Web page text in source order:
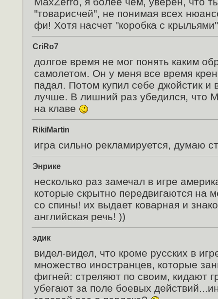
"товарисчей", не понимая всех
фи! Хотя насчет "коробка с
CriRo7
долгое время не мог понять каким
самолетом. Он у меня все время
падал. Потом купил себе джойстик и
лучше. В лишний раз убедился, что
на клаве
RikiMartin
игра сильно рекламируется, думаю
Энрике
несколько раз замечал в игре
которые скрытно передвигаются на
со спины! их выдает коварная и
английская речь! ))
эдик
видел-видел, что кроме русских в
множество иностранцев, которые
фигней: стреляют по своим, кидают
убегают за поле боевых